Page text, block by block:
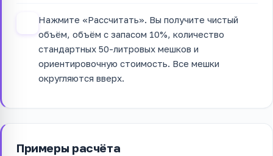
Нажмите «Рассчитать». Вы получите чистый
объём, объём с запасом 10%, количество
стандартных 50-литровых мешков и
ориентировочную стоимость. Все мешки
округляются вверх.
Примеры расчёта